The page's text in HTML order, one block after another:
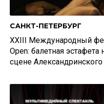
САНКТ-ПЕТЕРБУРГ
XXIII Международный
Open: балетная эстафета
сцене Александринского